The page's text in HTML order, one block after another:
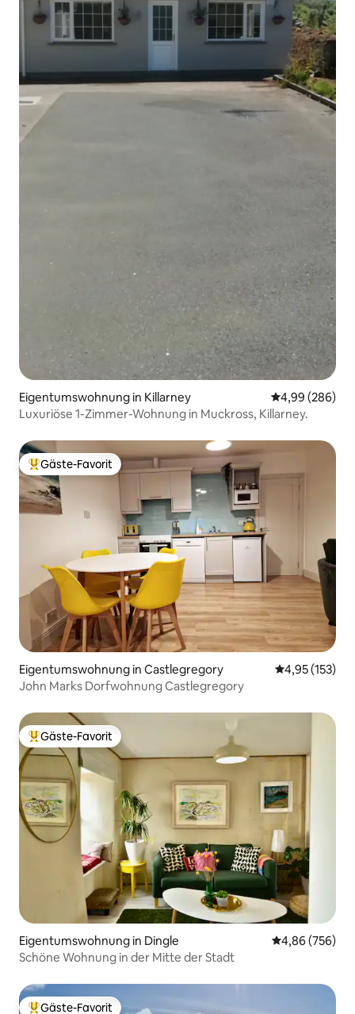
Eigentumswohnung in Killarney
4,99 (286)
Luxuriöse 1-Zimmer-Wohnung in Muckross, Killarney.
Beliebter Gäste-Favorit.
Gäste-Favorit
Eigentumswohnung in Castlegregory
4,95 (153)
John Marks Dorfwohnung Castlegregory
Beliebter Gäste-Favorit.
Gäste-Favorit
Eigentumswohnung in Dingle
4,86 (756)
Schöne Wohnung in der Mitte der Stadt
Gäste-Favorit